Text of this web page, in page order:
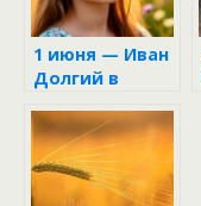
1 июня — Иван
Долгий в
календаре